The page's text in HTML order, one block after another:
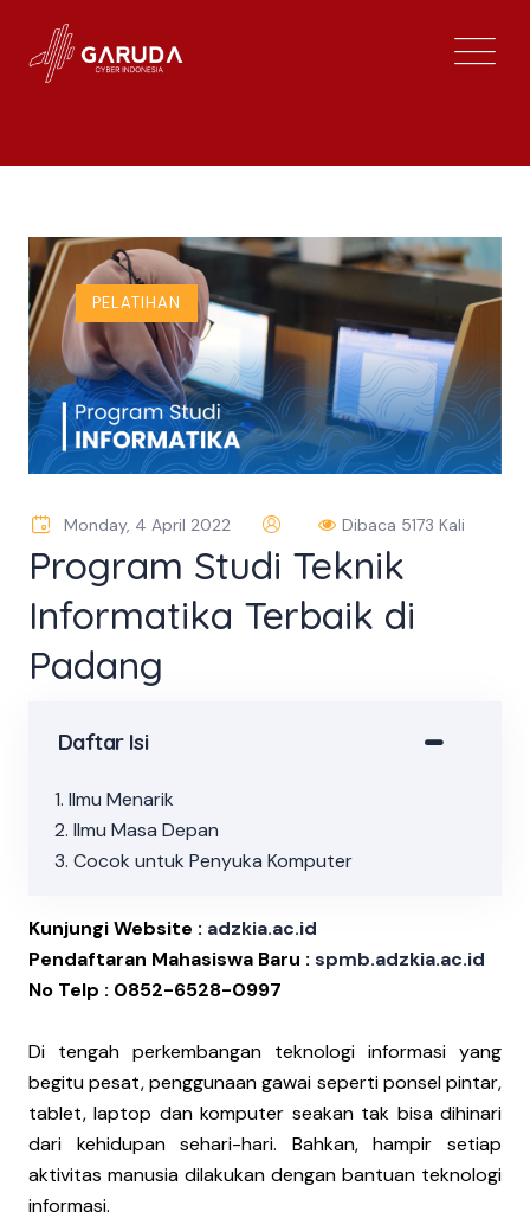
PELATIHAN
Monday, 4 April 2022 Dibaca 5173 Kali
Program Studi Teknik
Informatika Terbaik di
Padang
Daftar Isi
1. Ilmu Menarik
2. Ilmu Masa Depan
3. Cocok untuk Penyuka Komputer
Kunjungi Website : adzkia.ac.id
Pendaftaran Mahasiswa Baru : spmb.adzkia.ac.id
No Telp : 0852-6528-0997
Di tengah perkembangan teknologi informasi yang
begitu pesat, penggunaan gawai seperti ponsel pintar,
tablet, laptop dan komputer seakan tak bisa dihinari
dari kehidupan sehari-hari. Bahkan, hampir setiap
aktivitas manusia dilakukan dengan bantuan teknologi
informasi.